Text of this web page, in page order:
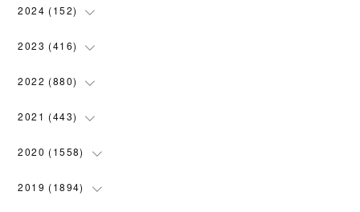
(102
( 110
( 119
(90)
( 100
(74)
( 4 )
2024 (152)
(5 )
(5)
( 7 )
( 6 )
2023 (416)
(28)
( 58)
( 45)
( 69 )
2022 (880)
(31)
(64)
(76 )
2021 (443)
(54)
(91)
2020 (1558)
(107)
2019 (1894)